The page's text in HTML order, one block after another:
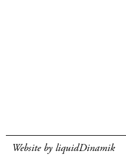
Website by liquidDinamik